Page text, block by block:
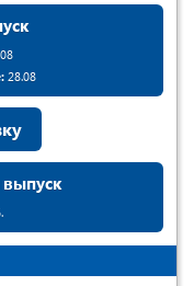
28.08